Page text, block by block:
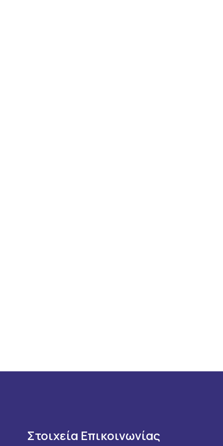
Στοιχεία Επικοινωνίας